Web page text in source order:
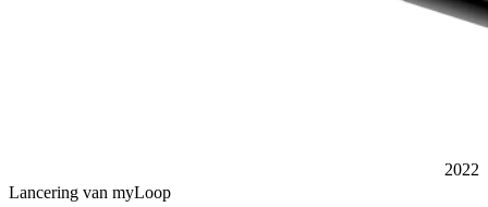
2022
Lancering van myLoop